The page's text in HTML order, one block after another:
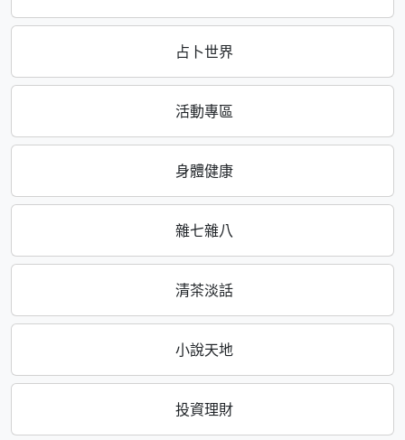
占卜世界
活動專區
身體健康
雜七雜八
清茶淡話
小說天地
投資理財